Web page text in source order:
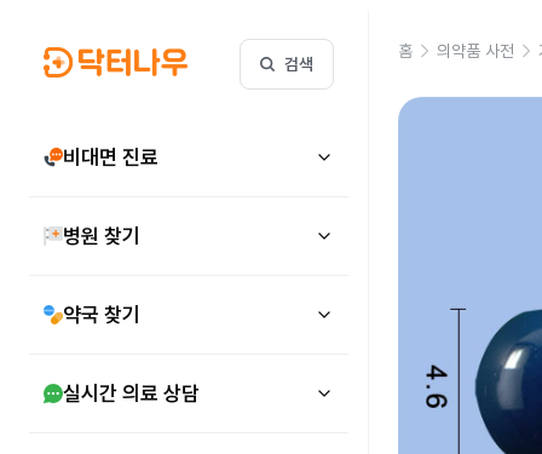
검색
비대면 진료
병원 찾기
약국 찾기
실시간 의료 상담
홈 의약품 사전